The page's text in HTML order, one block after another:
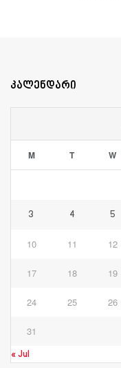
კალენდარი
M T W
3 4 5
10 11 12
17 18 19
24 25 26
31
« Jul